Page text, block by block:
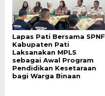
Lapas Pati Bersama SPNF
Kabupaten Pati
Laksanakan MPLS
sebagai Awal Program
Pendidikan Kesetaraan
bagi Warga Binaan